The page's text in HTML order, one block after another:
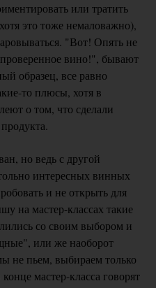
или тратить
это тоже немаловажно),
"Вот! Опять не
вино!", бывают
образец, все равно
то плюсы, хотя в
о том, что сделали
но ведь с другой
интересных винных
и не открыть для
на мастер-классах такие
со своим выбором и
или же наоборот
не пьем, выбираем только
мастер-класса говорят